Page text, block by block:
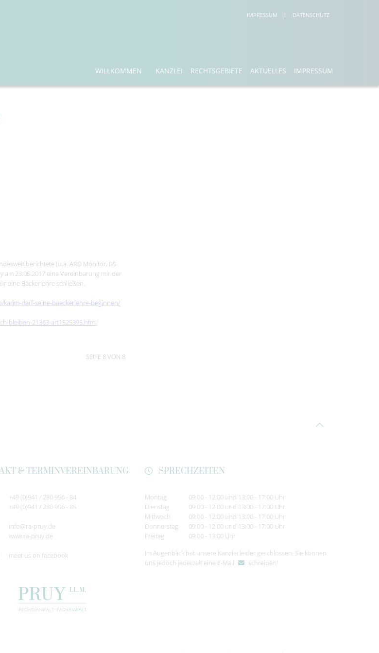
IMPRESSUM DATENSCHUTZ
WILLKOMMEN KANZLEI RECHTSGEBIETE AKTUELLES IMPRESSUM
berichtete (u.a. ARD Monitor, B5
am 23.05.2017 eine Vereinbarung mir der
eine Bäckerlehre schließen.
karim-darf-seine-baeckerlehre-beginnen/
bleiben-21363-art1525395.html
SEITE 8 VON 8
& TERMINVEREINBARUNG
+49 (0)941 / 280 956 - 84
+49 (0)941 / 280 956 - 85
info@ra-pruy.de
www.ra-pruy.de
meet us on facebook
SPRECHZEITEN
Montag
09:00 - 12:00 und 13:00 - 17:00 Uhr
Dienstag
09:00 - 12:00 und 13:00 - 17:00 Uhr
Mittwoch
09:00 - 12:00 und 13:00 - 17:00 Uhr
Donnerstag
09:00 - 12:00 und 13:00 - 17:00 Uhr
Freitag
09:00 - 13:00 Uhr
Im Augenblick hat unsere Kanzlei leider geschlossen. Sie können
uns jedoch jederzeit eine E-Mail schreiben!